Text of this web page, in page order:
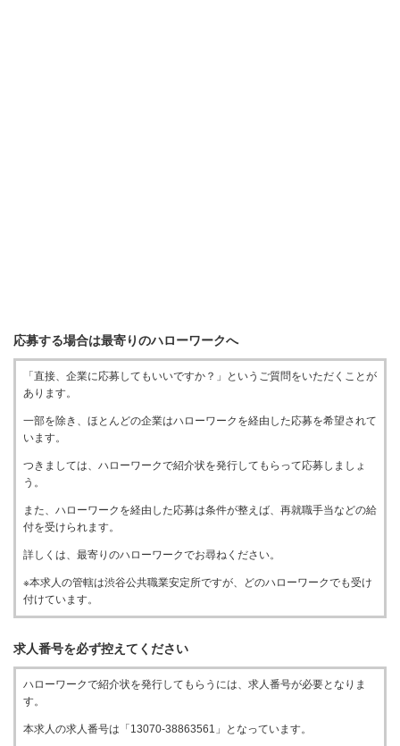
応募する場合は最寄りのハローワークへ
「直接、企業に応募してもいいですか？」というご質問をいただくことが
あります。
一部を除き、ほとんどの企業はハローワークを経由した応募を希望されて
います。
つきましては、ハローワークで紹介状を発行してもらって応募しましょ
う。
また、ハローワークを経由した応募は条件が整えば、再就職手当などの給
付を受けられます。
詳しくは、最寄りのハローワークでお尋ねください。
※本求人の管轄は渋谷公共職業安定所ですが、どのハローワークでも受け
付けています。
求人番号を必ず控えてください
ハローワークで紹介状を発行してもらうには、求人番号が必要となりま
す。
本求人の求人番号は「13070-38863561」となっています。